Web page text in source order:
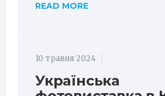
READ MORE
10 травня 2024
Українська